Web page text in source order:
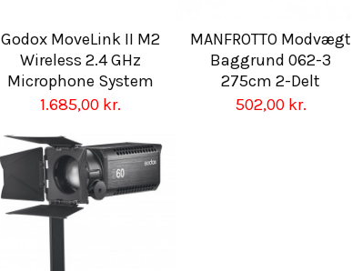
Godox MoveLink II M2
Wireless 2.4 GHz
Microphone System
1.685,00 kr.
MANFROTTO Modvægt
Baggrund 062-3
275cm 2-Delt
502,00 kr.